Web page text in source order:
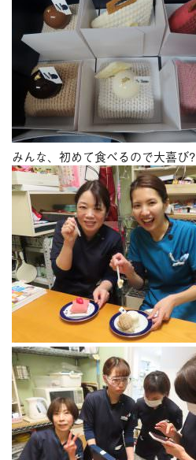
みんな、初めて食べるので大喜び?